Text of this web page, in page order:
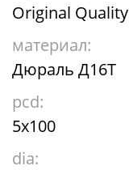
Original Quality
материал:
Дюраль Д16Т
pcd:
5x100
dia: